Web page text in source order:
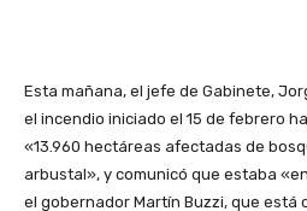
Esta mañana, el jefe de Gabinete,
el incendio iniciado el 15 de febrero
«13.960 hectáreas afectadas de
arbustal», y comunicó que estaba
el gobernador Martín Buzzi, que está